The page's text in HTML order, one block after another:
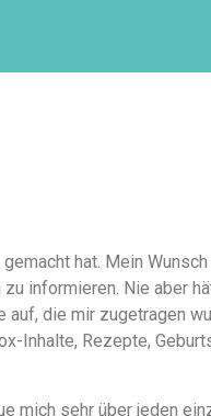
hat. Mein
informieren. Nie aber
die mir zugetragen
Inhalte, Rezepte,
sehr über jeden